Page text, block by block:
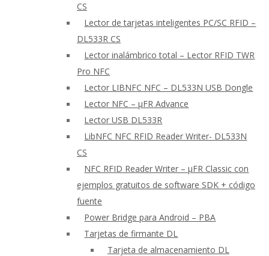
CS
Lector de tarjetas inteligentes PC/SC RFID –
DL533R CS
Lector inalámbrico total – Lector RFID TWR
Pro NFC
Lector LIBNFC NFC – DL533N USB Dongle
Lector NFC – μFR Advance
Lector USB DL533R
LibNFC NFC RFID Reader Writer- DL533N
CS
NFC RFID Reader Writer – μFR Classic con
ejemplos gratuitos de software SDK + código
fuente
Power Bridge para Android – PBA
Tarjetas de firmante DL
Tarjeta de almacenamiento DL